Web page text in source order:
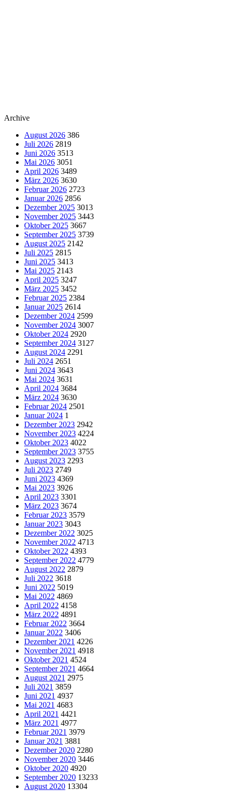
Archive
August 2026 386
Juli 2026 2819
Juni 2026 3513
Mai 2026 3051
April 2026 3489
März 2026 3630
Februar 2026 2723
Januar 2026 2856
Dezember 2025 3013
November 2025 3443
Oktober 2025 3667
September 2025 3739
August 2025 2142
Juli 2025 2815
Juni 2025 3413
Mai 2025 2143
April 2025 3247
März 2025 3452
Februar 2025 2384
Januar 2025 2614
Dezember 2024 2599
November 2024 3007
Oktober 2024 2920
September 2024 3127
August 2024 2291
Juli 2024 2651
Juni 2024 3643
Mai 2024 3631
April 2024 3684
März 2024 3630
Februar 2024 2501
Januar 2024 1
Dezember 2023 2942
November 2023 4224
Oktober 2023 4022
September 2023 3755
August 2023 2293
Juli 2023 2749
Juni 2023 4369
Mai 2023 3926
April 2023 3301
März 2023 3674
Februar 2023 3579
Januar 2023 3043
Dezember 2022 3025
November 2022 4713
Oktober 2022 4393
September 2022 4779
August 2022 2879
Juli 2022 3618
Juni 2022 5019
Mai 2022 4869
April 2022 4158
März 2022 4891
Februar 2022 3664
Januar 2022 3406
Dezember 2021 4226
November 2021 4918
Oktober 2021 4524
September 2021 4664
August 2021 2975
Juli 2021 3859
Juni 2021 4937
Mai 2021 4683
April 2021 4421
März 2021 4977
Februar 2021 3979
Januar 2021 3881
Dezember 2020 2280
November 2020 3446
Oktober 2020 4920
September 2020 13233
August 2020 13304